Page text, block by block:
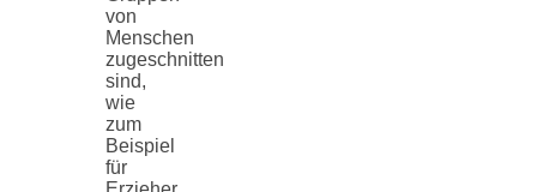
von
Menschen
zugeschnitten
sind,
wie
zum
Beispiel
für